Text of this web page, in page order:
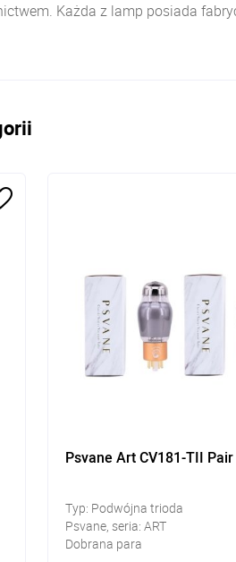
Każda z lamp posiada
Psvane Art CV181-TII Pair
Typ: Podwójna trioda
Psvane, seria: ART
Dobrana para